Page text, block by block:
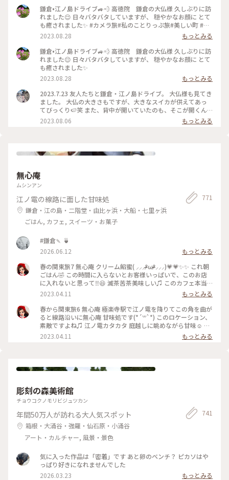
鎌倉•江ノ島ドライブ🚙💨 高徳院 鎌倉の大仏様 久しぶりに訪
れました😌 日々バタバタしていますが、 穏やかなお顔に とて
も癒されました✨ #カメラ旅#私のことりっぷ旅#美しい町 #鎌
倉
2023.08.28
もっとみる
鎌倉•江ノ島ドライブ🚙💨 高徳院 鎌倉の大仏様 久しぶりに訪
れました😌 日々バタバタしていますが、 穏やかなお顔に とて
も癒されました✨
2023.08.28
もっとみる
2023.7.23 友人たちと鎌倉・江ノ島ドライブ。 大仏様も見てき
ました。 大仏の大きさもですが、大きなスイカが供えてあっ
てびっくり🍉笑 また、背中が開いていたのも、そこが開くん
だ、、と、つい写真を撮ってしまいました（3枚目） #高徳院
#高徳院大仏殿 #鎌倉 #私のことりっぷ旅
2023.08.06 もっとみる
無心庵
ムシンアン
江ノ電の線路に面した甘味処
鎌倉・江の島・二階堂・由比ヶ浜・大船・七里ヶ浜
ごはん, カフェ, スイーツ・お菓子
771
#鎌倉🍡 🍵
2026.06.12
もっとみる
春の関東旅7 無心庵 クリーム餡蜜( ⸝⸝⸝ᵒ̴̶̷ωᵒ̴̶̷⸝⸝⸝)💗💗✨✨ これ朝
ごはん🤣 この時間に入らないとお客様いっぱいで、このお店
に入れないと思って‼️😆 滅茶苦茶美味しい♫ このカフェ本当
におすすめ♫ 江ノ電でぶらぶらしながら鎌倉方面の旅の折に
ぜひどうぞ(*´꒳`*)
2023.04.11
もっとみる
春から関東旅6 無心庵 極楽寺駅で江ノ電を降りてこの角を曲が
ると線路沿いに無心庵 甘味処です(*´꒳`*) このロケーション、
素敵ですよね♫ 江ノ電カタカタ 庭越しに眺めながら甘味☺️ は
ずれないシュチェーション(*´꒳`*)
2023.04.11 もっとみる
彫刻の森美術館
チョウコクノモリビジュツカン
年間50万人が訪れる大人気スポット
箱根・大涌谷・強羅・仙石原・小涌谷
アート・カルチャー, 風景・景色
741
気に入った作品は「密着」です あと卵のベンチ？ ピカソはや
っぱり好きになれませんでした
2026.03.23
もっとみる